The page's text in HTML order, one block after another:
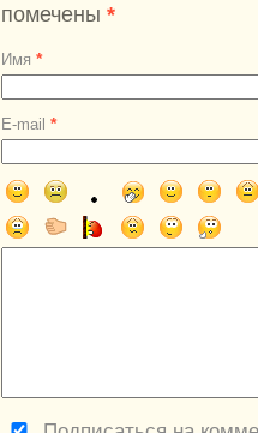
помечены *
Имя *
E-mail *